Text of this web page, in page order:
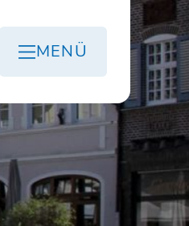
MENÜ